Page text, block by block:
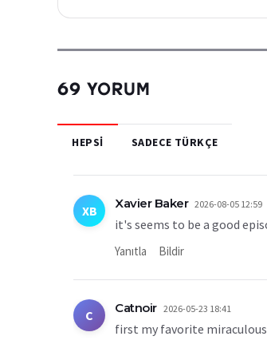
69 YORUM
HEPSI SADECE TÜRKÇE
XB Xavier Baker 2026-08-05 12:59
it's seems to be a good
Yanıtla Bildir
C Catnoir 2026-05-23 18:41
first my favorite